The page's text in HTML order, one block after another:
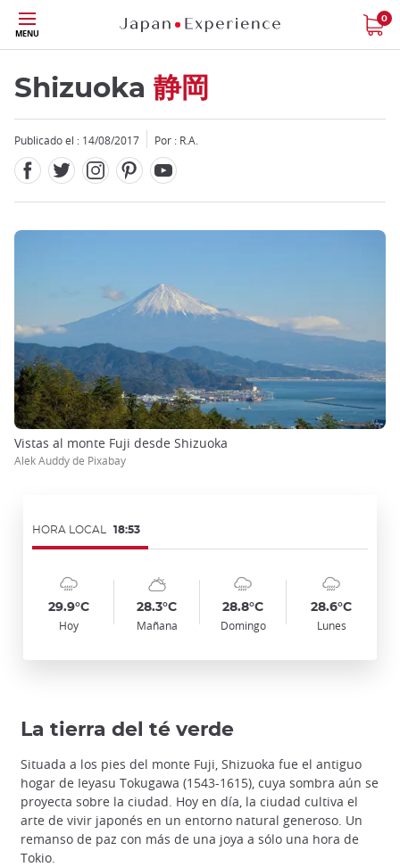
Tamaño
MENU
0
Shizuoka 静岡
Publicado el : 14/08/2017 Por : R.A.
Vistas al monte Fuji desde Shizuoka
Alek Auddy de Pixabay
HORA LOCAL 18:53
cloudy_rainy
29.9°C
Hoy
:
sunny_cloudy
28.3°C
Mañana
cloudy_rainy
28.8°C
Domingo
:
cloudy_rainy
28.6°C
Lunes
La tierra del té verde
Situada a los pies del monte Fuji, Shizuoka fue el antiguo
hogar de Ieyasu Tokugawa (1543-1615), cuya sombra aún se
proyecta sobre la ciudad. Hoy en día, la ciudad cultiva el
arte de vivir japonés en un entorno natural generoso. Un
remanso de paz con más de una joya a sólo una hora de
Tokio.
Close